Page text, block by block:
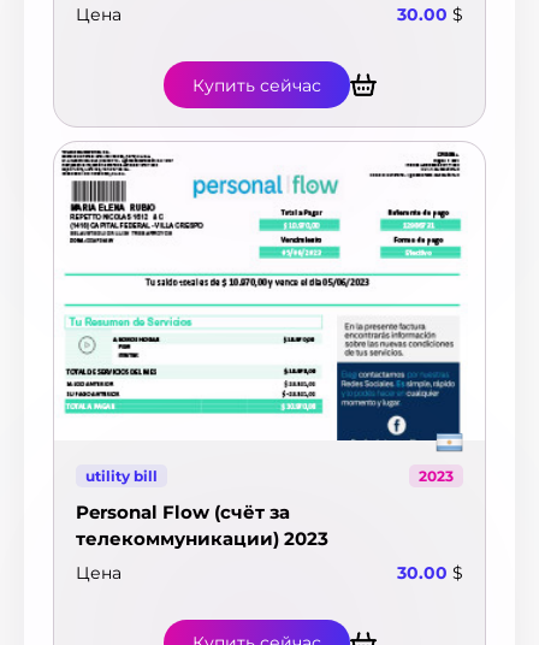
Цена 30.00 $
Купить сейчас
utility bill 2023
Personal Flow (счёт за
телекоммуникации) 2023
Цена 30.00 $